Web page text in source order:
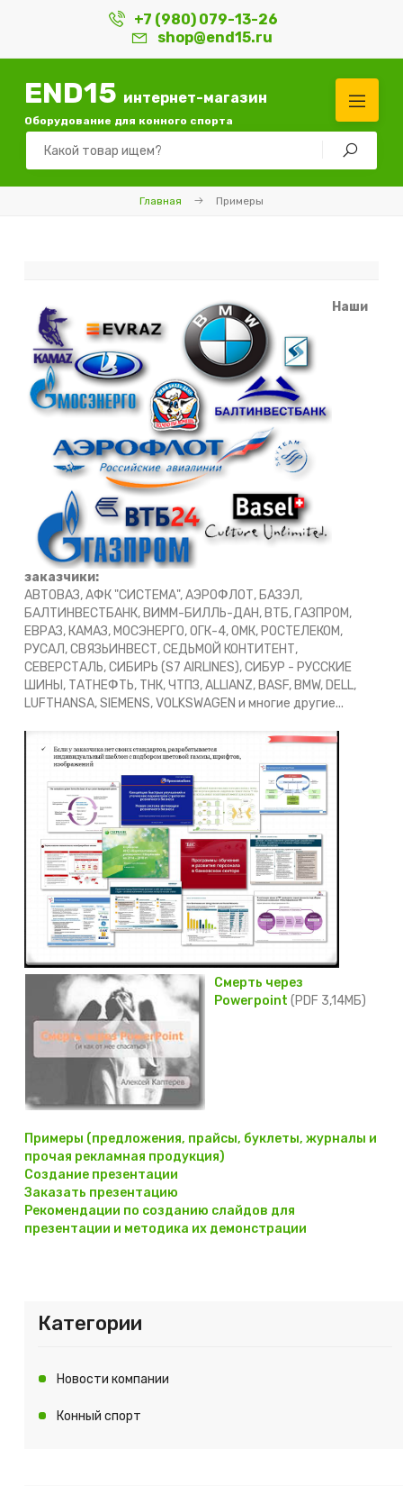
+7 (980) 079-13-26
shop@end15.ru
END15 интернет-магазин
Оборудование для конного спорта
Главная Примеры
Наши
заказчики:
АВТОВАЗ, АФК "СИСТЕМА", АЭРОФЛОТ, БАЗЭЛ,
БАЛТИНВЕСТБАНК, ВИММ-БИЛЛЬ-ДАН, ВТБ, ГАЗПРОМ,
ЕВРАЗ, КАМАЗ, МОСЭНЕРГО, ОГК-4, ОМК, РОСТЕЛЕКОМ,
РУСАЛ, СВЯЗЬИНВЕСТ, СЕДЬМОЙ КОНТИТЕНТ,
СЕВЕРСТАЛЬ, СИБИРЬ (S7 AIRLINES), СИБУР - РУССКИЕ
ШИНЫ, ТАТНЕФТЬ, ТНК, ЧТПЗ, ALLIANZ, BASF, BMW, DELL,
LUFTHANSA, SIEMENS, VOLKSWAGEN и многие другие...
Смерть через
Powerpoint (PDF 3,14МБ)
Примеры (предложения, прайсы, буклеты, журналы и
прочая рекламная продукция)
Создание презентации
Заказать презентацию
Рекомендации по созданию слайдов для
презентации и методика их демонстрации
Категории
Новости компании
Конный спорт